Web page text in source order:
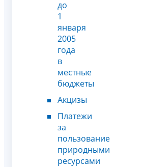
до
1
января
2005
года
в
местные
бюджеты
Акцизы
Платежи
за
пользование
природными
ресурсами